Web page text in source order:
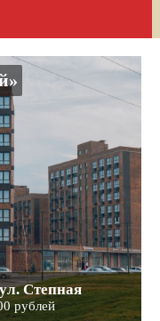
Степная
рублей